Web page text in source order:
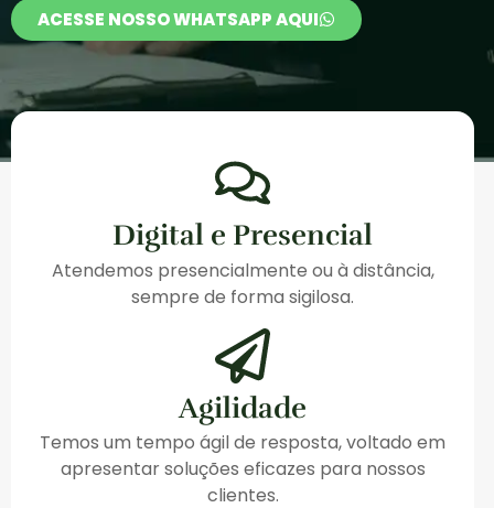
ACESSE NOSSO WHATSAPP AQUI
Digital e Presencial
Atendemos presencialmente ou à distância,
sempre de forma sigilosa.
Agilidade
Temos um tempo ágil de resposta, voltado em
apresentar soluções eficazes para nossos
clientes.